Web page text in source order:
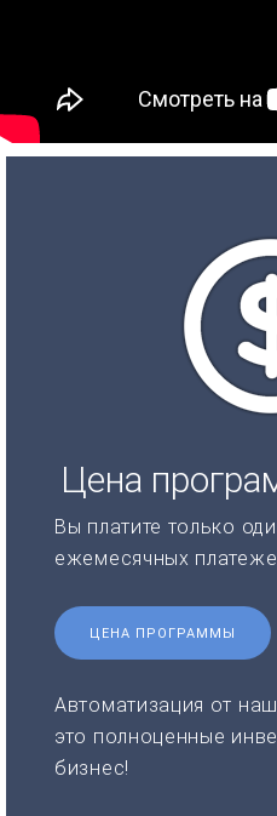
Цена
Вы платите только
ежемесячных
ЦЕНА ПРОГРАММЫ
Автоматизация от
это полноценные
бизнес!